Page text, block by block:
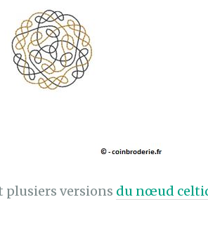
plusiers versions du nœud